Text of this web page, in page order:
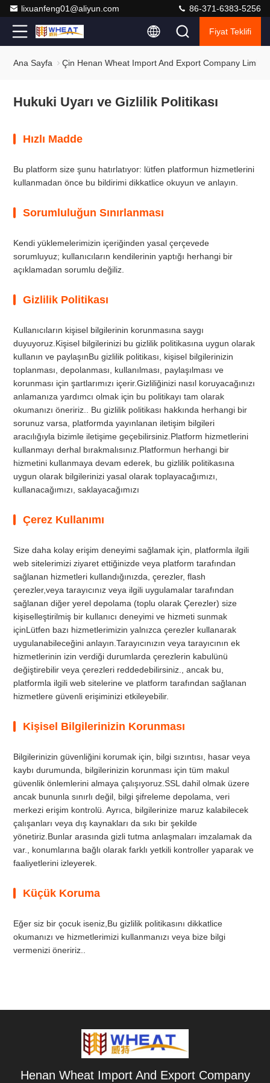
lixuanfeng01@aliyun.com 86-371-6383-5256
Fiyat Teklifi
Ana Sayfa Çin Henan Wheat Import And Export Company
Hukuki Uyarı ve Gizlilik Politikası
Hızlı Madde
Bu platform size şunu hatırlatıyor: lütfen platformun hizmetlerini
kullanmadan önce bu bildirimi dikkatlice okuyun ve anlayın.
Sorumluluğun Sınırlanması
Kendi yüklemelerimizin içeriğinden yasal çerçevede
sorumluyuz; kullanıcıların kendilerinin yaptığı herhangi bir
açıklamadan sorumlu değiliz.
Gizlilik Politikası
Kullanıcıların kişisel bilgilerinin korunmasına saygı
duyuyoruz.Kişisel bilgilerinizi bu gizlilik politikasına uygun olarak
kullanın ve paylaşınBu gizlilik politikası, kişisel bilgilerinizin
toplanması, depolanması, kullanılması, paylaşılması ve
korunması için şartlarımızı içerir.Gizliliğinizi nasıl koruyacağınızı
anlamanıza yardımcı olmak için bu politikayı tam olarak
okumanızı öneririz.. Bu gizlilik politikası hakkında herhangi bir
sorunuz varsa, platformda yayınlanan iletişim bilgileri
aracılığıyla bizimle iletişime geçebilirsiniz.Platform hizmetlerini
kullanmayı derhal bırakmalısınız.Platformun herhangi bir
hizmetini kullanmaya devam ederek, bu gizlilik politikasına
uygun olarak bilgilerinizi yasal olarak toplayacağımızı,
kullanacağımızı, saklayacağımızı
Çerez Kullanımı
Size daha kolay erişim deneyimi sağlamak için, platformla ilgili
web sitelerimizi ziyaret ettiğinizde veya platform tarafından
sağlanan hizmetleri kullandığınızda, çerezler, flash
çerezler,veya tarayıcınız veya ilgili uygulamalar tarafından
sağlanan diğer yerel depolama (toplu olarak Çerezler) size
kişiselleştirilmiş bir kullanıcı deneyimi ve hizmeti sunmak
içinLütfen bazı hizmetlerimizin yalnızca çerezler kullanarak
uygulanabileceğini anlayın.Tarayıcınızın veya tarayıcının ek
hizmetlerinin izin verdiği durumlarda çerezlerin kabulünü
değiştirebilir veya çerezleri reddedebilirsiniz., ancak bu,
platformla ilgili web sitelerine ve platform tarafından sağlanan
hizmetlere güvenli erişiminizi etkileyebilir.
Kişisel Bilgilerinizin Korunması
Bilgilerinizin güvenliğini korumak için, bilgi sızıntısı, hasar veya
kaybı durumunda, bilgilerinizin korunması için tüm makul
güvenlik önlemlerini almaya çalışıyoruz.SSL dahil olmak üzere
ancak bununla sınırlı değil, bilgi şifreleme depolama, veri
merkezi erişim kontrolü. Ayrıca, bilgilerinize maruz kalabilecek
çalışanları veya dış kaynakları da sıkı bir şekilde
yönetiriz.Bunlar arasında gizli tutma anlaşmaları imzalamak da
var., konumlarına bağlı olarak farklı yetkili kontroller yaparak ve
faaliyetlerini izleyerek.
Küçük Koruma
Eğer siz bir çocuk iseniz,Bu gizlilik politikasını dikkatlice
okumanızı ve hizmetlerimizi kullanmanızı veya bize bilgi
vermenizi öneririz..
Henan Wheat Import And Export Company